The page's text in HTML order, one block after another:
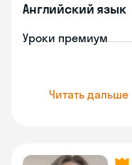
Английский язык
Уроки премиум
Читать дальше